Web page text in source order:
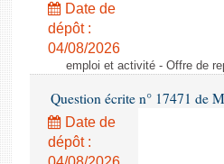
Date de
dépôt :
04/08/2026
emploi et activité - Offre de
Question écrite n° 17471 de
Date de
dépôt :